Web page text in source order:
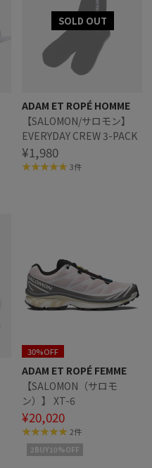
ADAM ET ROPÉ HOMME
【SALOMON/サロモン】
EVERYDAY CREW 3-PACK
¥1,980
3件
30%OFF
ADAM ET ROPÉ FEMME
【SALOMON（サロモ
ン）】 XT-6
¥20,020
2件
2BUY10%OFF